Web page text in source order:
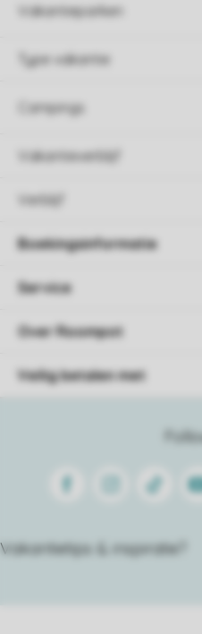
Vakantieparken
Type vakantie
Campings
Vakantieverblijf
Verblijf
FacebookInstagram
Tiktok
Vakantietips & inspiratie?
Boekingsinformatie
Service
Over Roompot
Veilig betalen met